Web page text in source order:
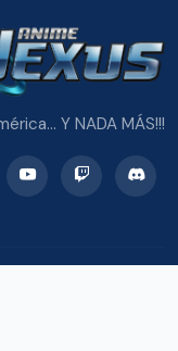
Y NADA MÁS!!!